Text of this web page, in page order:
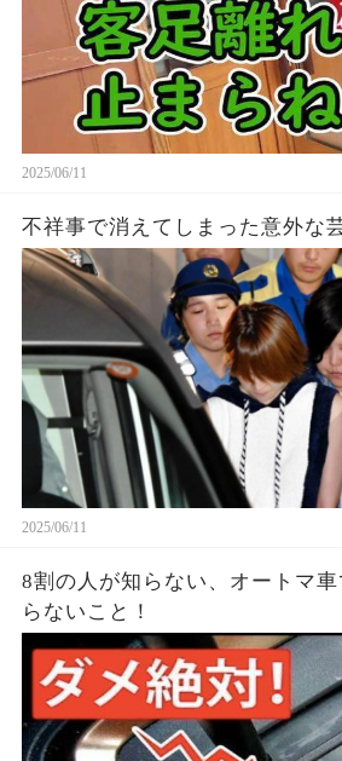
2025/06/11
不祥事で消えてしまった意外な
2025/06/11
8割の人が知らない、オートマ
らないこと！